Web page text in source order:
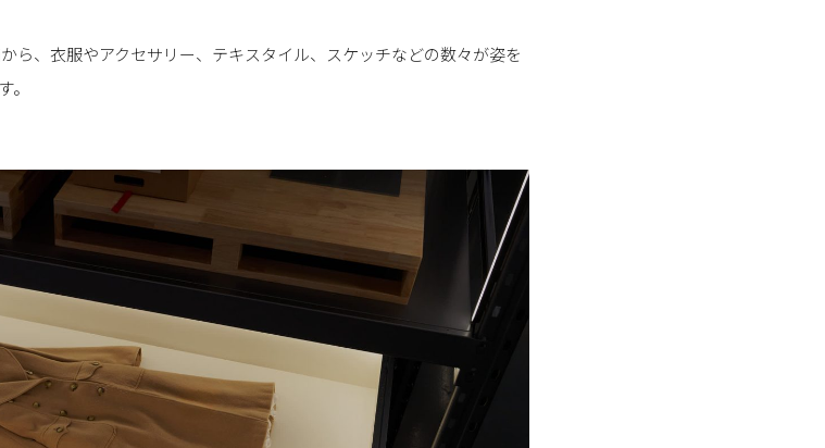
ら、衣服やアクセサリー、テキスタイル、スケッチなどの数々が姿を
。